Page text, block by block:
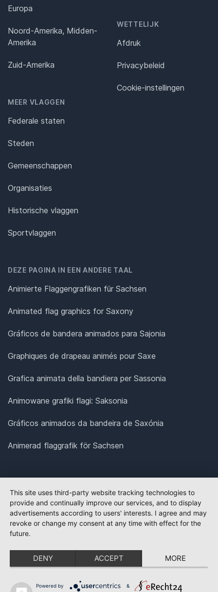
Europa
Noord-Amerika, Midden-
Amerika
Zuid-Amerika
MEER VLAGGEN
Federale staten
Steden
Gemeenschappen
Organisaties
Historische vlaggen
Sportvlaggen
WETTELIJK
Afdruk
Privacybeleid
Cookie-instellingen
DEZE PAGINA IN EEN ANDERE TAAL
Animierte Flaggengrafiken für Sachsen
Animated flag graphics for Saxony
Gráficos de bandera animados para Sajonia
Graphiques de drapeau animés pour Saxe
Grafica animata della bandiera per Sassonia
Animowane grafiki flagi: Saksonia
Gráficos animados da bandeira de Saxónia
Animerad flaggrafik för Sachsen
This site uses third-party website tracking technologies to
provide and continually improve our services, and to display
advertisements according to users' interests. I agree and may
revoke or change my consent at any time with effect for the
future.
DENY ACCEPT MORE
Powered by &